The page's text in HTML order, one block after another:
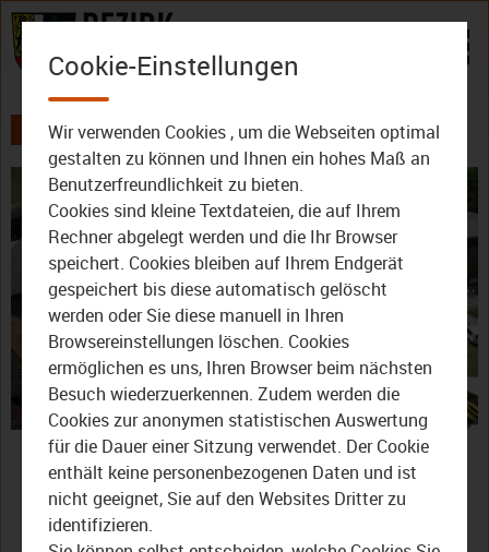
Zum Inhalt
AKTUELLES ALLE VIDEOS
Video
Bayreuth: Familienfest am
18. Juni 2023
Cookie-Einstellungen
Wir verwenden Cookies , um die Webseiten optimal
gestalten zu können und Ihnen ein hohes Maß an
Benutzerfreundlichkeit zu bieten.
Cookies sind kleine Textdateien, die auf Ihrem
Rechner abgelegt werden und die Ihr Browser
speichert. Cookies bleiben auf Ihrem Endgerät
gespeichert bis diese automatisch gelöscht
werden oder Sie diese manuell in Ihren
Browsereinstellungen löschen. Cookies
ermöglichen es uns, Ihren Browser beim nächsten
Besuch wiederzuerkennen. Zudem werden die
Cookies zur anonymen statistischen Auswertung
für die Dauer einer Sitzung verwendet. Der Cookie
enthält keine personenbezogenen Daten und ist
nicht geeignet, Sie auf den Websites Dritter zu
identifizieren.